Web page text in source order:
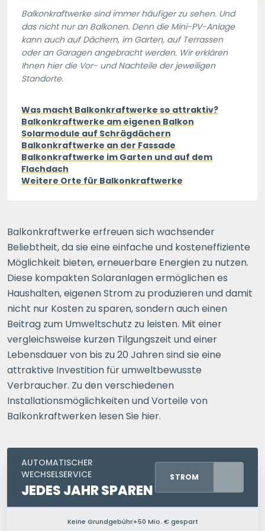
Balkonkraftwerke sind immer häufiger zu sehen. Und
das nicht nur an Balkonen. Denn die Mini-PV-Anlage
kann auch auf Dächern, im Garten, auf Terrassen
oder an Garagen angebracht werden. Wir erklären
Ihnen hier die Vor- und Nachteile der jeweiligen
Standorte.
Was macht Balkonkraftwerke so attraktiv?
Balkonkraftwerke am eigenen Balkon
Solarmodule auf Schrägdächern
Balkonkraftwerke an der Fassade
Balkonkraftwerke im Garten und auf dem
Flachdach
Weitere Orte für Balkonkraftwerke
Balkonkraftwerke erfreuen sich wachsender
Beliebtheit, da sie eine einfache und kosteneffiziente
Möglichkeit bieten, erneuerbare Energien zu nutzen.
Diese kompakten Solaranlagen ermöglichen es
Haushalten, eigenen Strom zu produzieren und damit
nicht nur Kosten zu sparen, sondern auch einen
Beitrag zum Umweltschutz zu leisten. Mit einer
vergleichsweise kurzen Tilgungszeit und einer
Lebensdauer von bis zu 20 Jahren sind sie eine
attraktive Investition für umweltbewusste
Verbraucher. Zu den verschiedenen
Installationsmöglichkeiten und Vorteile von
Balkonkraftwerken lesen Sie hier.
AUTOMATISCHER
WECHSELSERVICE
JEDES JAHR SPAREN
STROM
PERSONEN IM HAUSHALT
Keine Grundgebühr+50 Mio. € gespart